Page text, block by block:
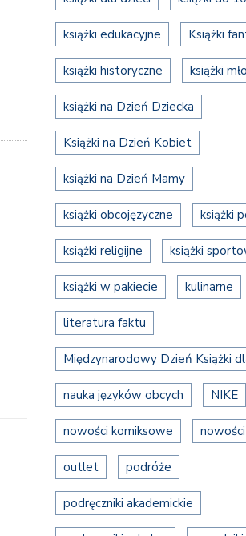
książki edukacyjne Książki
książki historyczne książki
książki na Dzień Dziecka
Książki na Dzień Kobiet
książki na Dzień Mamy
książki obcojęzyczne książki
książki religijne książki
książki w pakiecie kulinarne
literatura faktu
Międzynarodowy Dzień Książki
nauka języków obcych NIKE
nowości komiksowe
outlet podróże
podręczniki akademickie